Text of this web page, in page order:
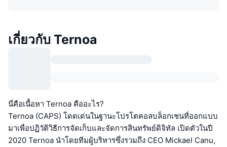
เกี่ยวกับ Ternoa
นี่คือเนื้อหา Ternoa คืออะไร?
Ternoa (CAPS) โดดเด่นในฐานะโปรโตคอลบล็อกเชนที่ออกแบบ
มาเพื่อปฏิวัติวิธีการจัดเก็บและจัดการสินทรัพย์ดิจิทัล เปิดตัวในปี
2020 Ternoa นำโดยทีมผู้บริหารซึ่งรวมถึง CEO Mickael Canu,